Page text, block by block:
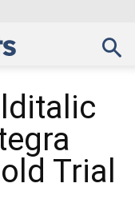
Trial